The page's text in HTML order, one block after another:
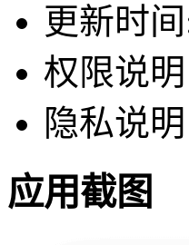
更新时
权限说明
隐私说明
应用截图